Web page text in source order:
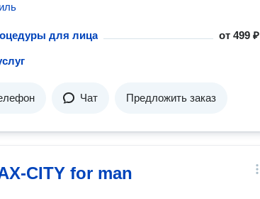
для лица от499 ₽
Чат Предложить заказ
CITY for man